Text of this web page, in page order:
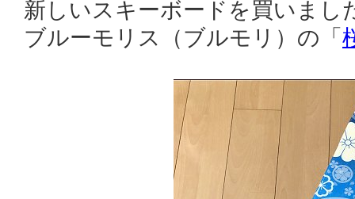
新しいスキーボードを買いまし
ブルーモリス（ブルモリ）の「